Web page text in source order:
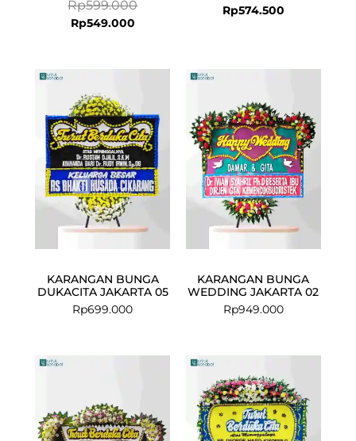
Rp599.000
Rp549.000
Rp574.500
KARANGAN BUNGA
DUKACITA JAKARTA 05
Rp699.000
KARANGAN BUNGA
WEDDING JAKARTA 02
Rp949.000